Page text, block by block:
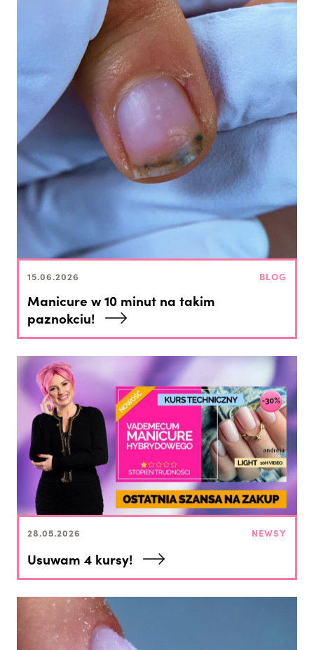
15.06.2026 BLOG
Manicure w 10 minut na takim
paznokciu!
28.05.2026 NEWSY
Usuwam 4 kursy!